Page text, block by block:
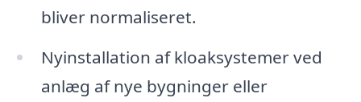
bliver normaliseret.
Nyinstallation af kloaksystemer ved
anlæg af nye bygninger eller